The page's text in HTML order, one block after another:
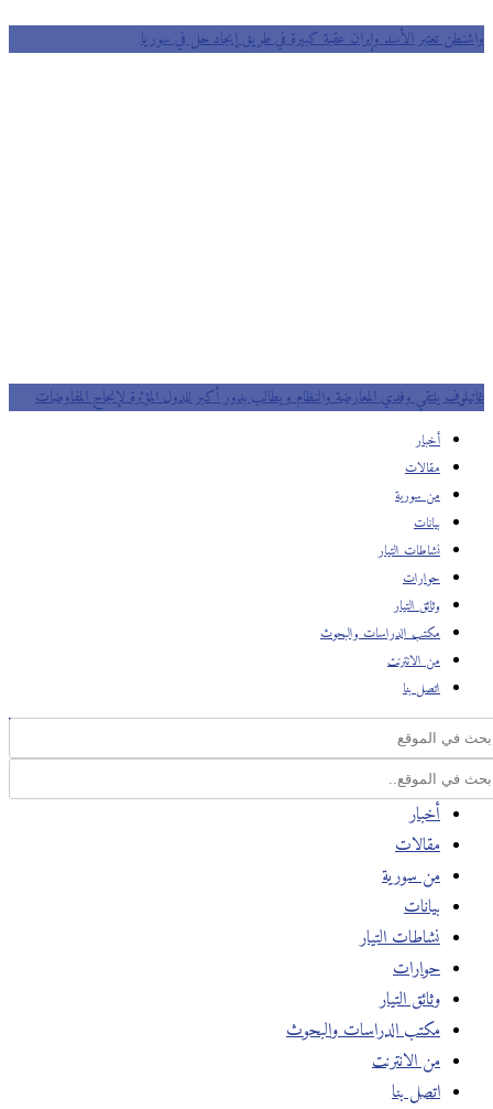
واشنطن تعتبر الأسد وإيران عقبة كبيرة في طريق إيجاد حل في سوريا
غاتيلوف يلتقي وفدي المعارضة والنظام ويطالب بدور أكبر للدول المؤثرة لإنجاح المفاوضات
أخبار
مقالات
من سورية
بيانات
نشاطات التيار
حوارات
وثائق التيار
مكتب الدراسات والبحوث
من الانترنت
اتصل بنا
أخبار
مقالات
من سورية
بيانات
نشاطات التيار
حوارات
وثائق التيار
مكتب الدراسات والبحوث
من الانترنت
اتصل بنا